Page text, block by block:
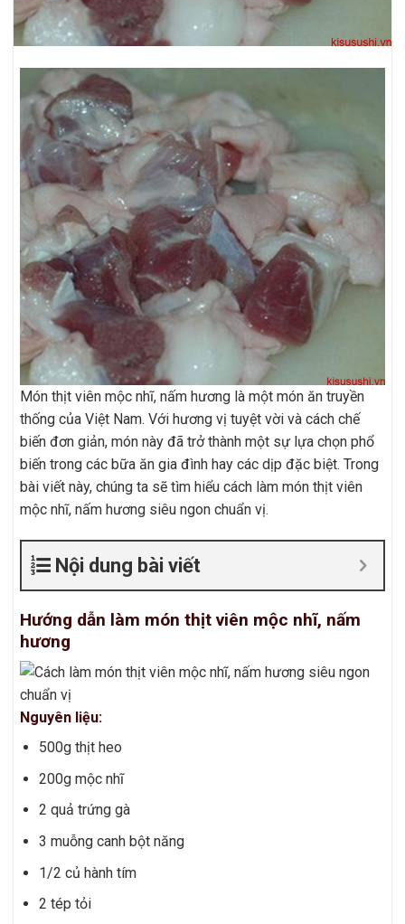
Món thịt viên mộc nhĩ, nấm hương là một món ăn truyền
thống của Việt Nam. Với hương vị tuyệt vời và cách chế
biến đơn giản, món này đã trở thành một sự lựa chọn phổ
biến trong các bữa ăn gia đình hay các dịp đặc biệt. Trong
bài viết này, chúng ta sẽ tìm hiểu cách làm món thịt viên
mộc nhĩ, nấm hương siêu ngon chuẩn vị.
Nội dung bài viết
Hướng dẫn làm món thịt viên mộc nhĩ, nấm
hương
Nguyên liệu:
500g thịt heo
200g mộc nhĩ
2 quả trứng gà
3 muỗng canh bột năng
1/2 củ hành tím
2 tép tỏi